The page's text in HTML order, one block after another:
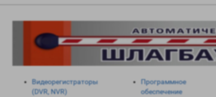
Видеорегистраторы
(DVR, NVR)
Программное
обеспечение